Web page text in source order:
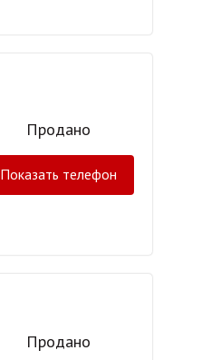
Продано
Показать телефон
Продано